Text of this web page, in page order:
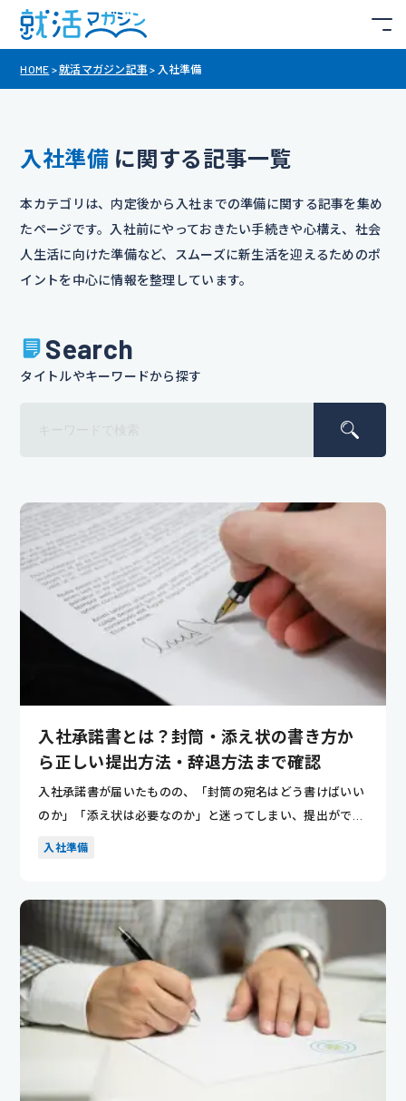
HOME >就活マガジン記事 > 入社準備
入社準備 に関する記事一覧
本カテゴリは、内定後から入社までの準備に関する記事を集め
たページです。入社前にやっておきたい手続きや心構え、社会
人生活に向けた準備など、スムーズに新生活を迎えるためのポ
イントを中心に情報を整理しています。
Search
タイトルやキーワードから探す
入社承諾書とは？封筒・添え状の書き方か
ら正しい提出方法・辞退方法まで確認
入社承諾書が届いたものの、「封筒の宛名はどう書けばいい
のか」「添え状は必要なのか」と迷ってしまい、提出ができ
ずに悩む人も...
入社準備